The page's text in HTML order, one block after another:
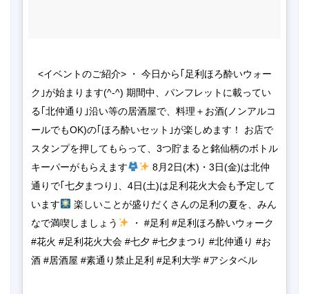
<イベントのご紹介> ・ 今日から｢足利ほろ酔いウォー
ク｣が始まります(^-^) 期間中、パンフレットに載ってい
る｢北仲通り｣沿い等の居酒屋で、料理＋お酒(ノンアルコ
ールでもOK)の｢ほろ酔いセット｣が楽しめます！ お店で
スタンプを押してもらって、3つ貯まると銘仙柄のボトル
キーパーがもらえます
8月2日(木)・3日(金)は北仲
通りで｢七夕まつり｣、4日(土)は足利花火大会も予定して
います
楽しいことが盛りだくさんの足利の夏を、みん
なで満喫しましょう
・ #足利 #足利ほろ酔いウォーク
#花火 #足利花火大会 #七夕 #七夕まつり #北仲通り #お
酒 #居酒屋 #素通り禁止足利 #足利大学 #アシタベル